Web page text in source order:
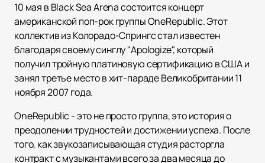
10 мая в Black Sea Arena состоится концерт
американской поп-рок группы OneRepublic. Этот
коллектив из Колорадо-Спрингс стал известен
благодаря своему синглу "Apologize", который
получил тройную платиновую сертификацию в США и
занял третье место в хит-параде Великобритании 11
ноября 2007 года.
OneRepublic - это не просто группа, это история о
преодолении трудностей и достижении успеха. После
того, как звукозаписывающая студия расторгла
контракт с музыкантами всего за два месяца до